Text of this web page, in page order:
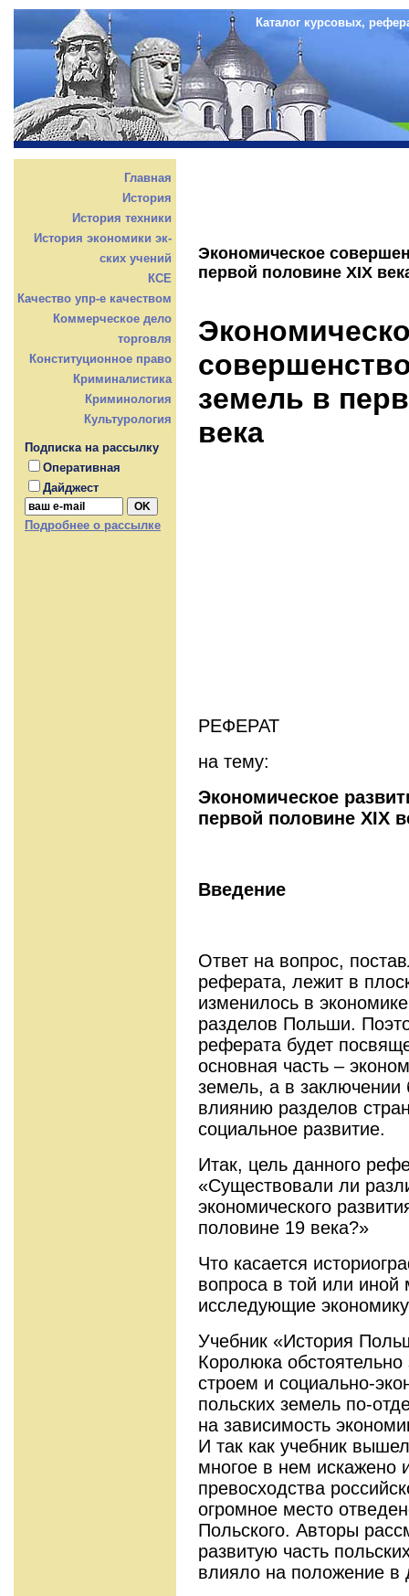
Каталог курсовых,
Главная
История
История техники
История экономики эк-
ских учений
КСЕ
Качество упр-е качеством
Коммерческое дело
торговля
Конституционное право
Криминалистика
Криминология
Культурология
Подписка на рассылку
Оперативная
Дайджест
Подробнее о рассылке
Экономическое
первой половине XIX
земель в
века
РЕФЕРАТ
на тему:
Экономическое
первой половине XIX
Введение
Ответ на вопрос,
реферата, лежит в
изменилось в
разделов Польши.
реферата будет
основная часть –
земель, а в
влиянию разделов
социальное развитие.
Итак, цель данного
«Существовали ли
экономического
половине 19 века?»
Что касается
вопроса в той или
исследующие
Учебник «История
Королюка
строем и социально-
польских земель по-
на зависимость
И так как учебник
многое в нем искажено
превосходства
огромное место
Польского. Авторы
развитую часть
влияло на положение в